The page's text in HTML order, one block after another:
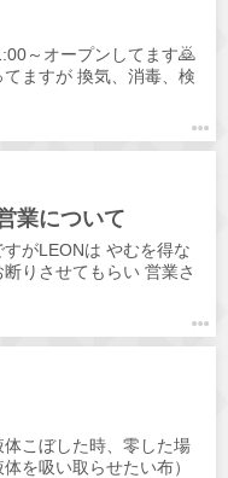
～オープンしてます
～オープンしてます🙇
ますが 換気、消毒、検
ィスタンス等 細心の注
営業を させてもらいま
願いします🙇
業について
がLEONは やむを得な
りさせてもらい 営業さ
しました🙇 只、県外の
熱より少しでも高い
てない方等は入店を お
換気、ソーシャルディ
の注意を払いながらの営
🙇
こぼした時、零した場
を吸い取らせたい布）